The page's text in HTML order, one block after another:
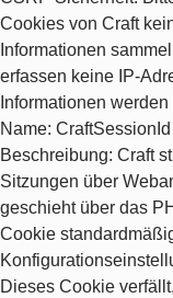
Cookies von Craft
Informationen
erfassen keine IP-
Informationen
Name: CraftSessionId
Beschreibung: Craft
Sitzungen über
geschieht über das
Cookie
Dieses Cookie